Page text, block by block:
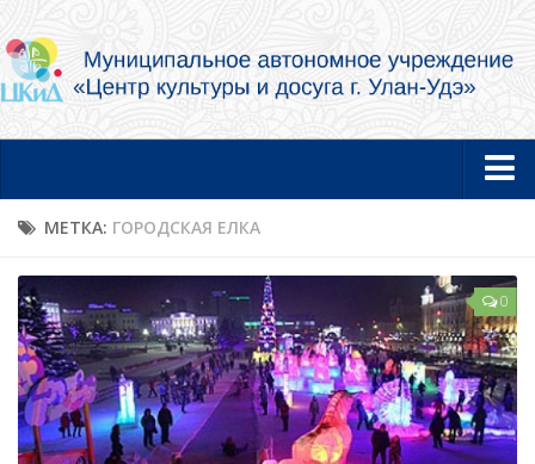
Главная
Об учреждении
Документы
Услуги в электронной форме
Фотогалерея
МЕТКА: ГОРОДСКАЯ ЕЛКА
0